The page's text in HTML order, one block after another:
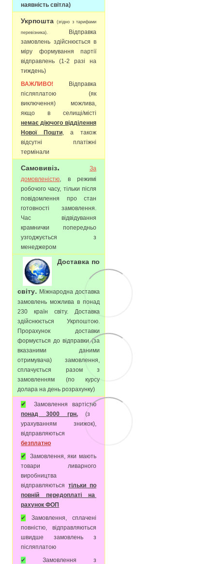
наявність світла)
Укрпошта (згідно з тарифами
перевізника).
Відправка
замовлень здійснюється в
міру формування партії
відправлень (1-2 разі на
тиждень)
ВАЖЛИВО! Відправка
післяплатою (як
виключення) можлива,
якщо в селищі/місті
немає діючого відділення
Нової Пошти, а також
відсутні платіжні
термінали
Самовивіз.
За
домовленістю , в режимі
робочого часу, тільки після
повідомлення про стан
готовності замовлення.
Час відвідування
крамнички попередньо
узгоджується з
менеджером
Доставка по
світу. Міжнародна доставка
замовлень можлива в понад
230 країн світу. Доставка
здійснюється Укрпоштою.
Прорахунок доставки
формується до відправки (за
вказаними даними
отримувача) замовлення,
сплачується разом з
замовленням (по курсу
долара на день розрахунку)
✔ Замовлення вартістю
понад 3000 грн.(з
урахуванням знижок),
відправляються
безплатно
✔
Замовлення, яки мають
товари ливарного
виробництва
відправляються тільки по
повній передоплаті на
рахунок ФОП
✔ Замовлення, сплачені
повністю, відправляються
швидше замовлень з
післяплатою
✔ Замовлення з